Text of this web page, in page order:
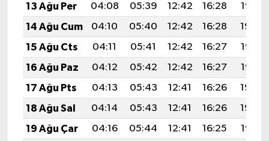
13 Ağu Per
04:08 05:39 12:42 16:28
19:35
14 Ağu Cum
04:10 05:40 12:42 16:28
19:34
15 Ağu Cts
04:11 05:41 12:42 16:27
19:33
16 Ağu Paz
04:12 05:42 12:42 16:27
19:32
17 Ağu Pts
04:13 05:43 12:41 16:26
19:30
18 Ağu Sal
04:14 05:43 12:41 16:26
19:29
19 Ağu Çar
04:16 05:44 12:41 16:25
19:28